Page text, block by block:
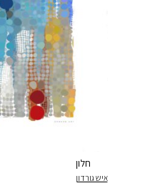
חלון
איש גורדון